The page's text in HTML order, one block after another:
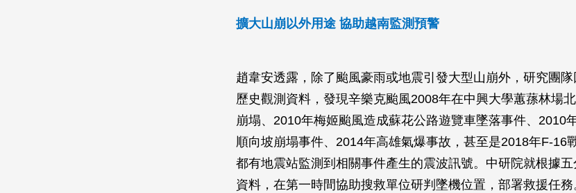
擴大山崩以外用途 協助越南監測預警
趙韋安透露，除了颱風豪雨或地震引發大型山崩外，研究團
歷史觀測資料，發現辛樂克颱風2008年在中興大學蕙蓀林場
崩塌、2010年梅姬颱風造成蘇花公路遊覽車墜落事件、2010
順向坡崩塌事件、2014年高雄氣爆事故，甚至是2018年F-16
都有地震站監測到相關事件產生的震波訊號。中研院就根據
資料，在第一時間協助搜救單位研判墜機位置，部署救援任務